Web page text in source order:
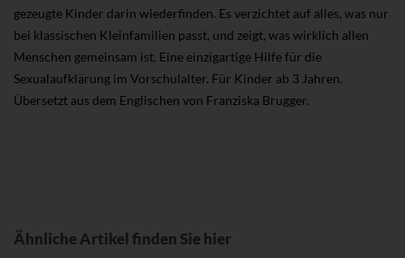
gezeugte Kinder darin wiederfinden. Es verzichtet auf alles, was nur
bei klassischen Kleinfamilien passt, und zeigt, was wirklich allen
Menschen gemeinsam ist. Eine einzigartige Hilfe für die
Sexualaufklärung im Vorschulalter. Für Kinder ab 3 Jahren.
Übersetzt aus dem Englischen von Franziska Brugger.
Ähnliche Artikel finden Sie hier